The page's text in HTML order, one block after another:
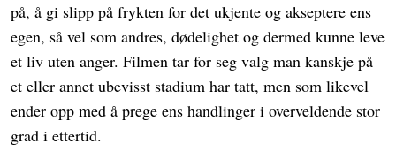
på, å gi slipp på frykten for det ukjente og akseptere ens
egen, så vel som andres, dødelighet og dermed kunne leve
et liv uten anger. Filmen tar for seg valg man kanskje på
et eller annet ubevisst stadium har tatt, men som likevel
ender opp med å prege ens handlinger i overveldende stor
grad i ettertid.